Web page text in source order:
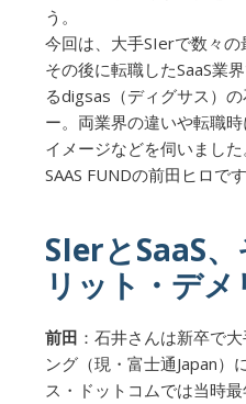
う。
今回は、大手SIerで数々の
その後に転職したSaaS業
るdigsas（ディグサス）
ー。両業界の違いや転職
イメージなどを伺いまし
SAAS FUNDの前田ヒロです
SIerとSaaS
リット・デメ
前田 ：石井さんは新卒で
ング（現・富士通Japan）
ス・ドットコムでは当時